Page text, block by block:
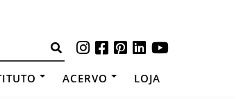
ACERVO LOJA